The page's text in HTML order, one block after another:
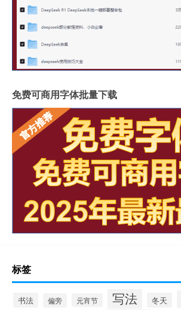
免费可商用字体批量下载
标签
书法 偏旁 元宵节 写法 冬天